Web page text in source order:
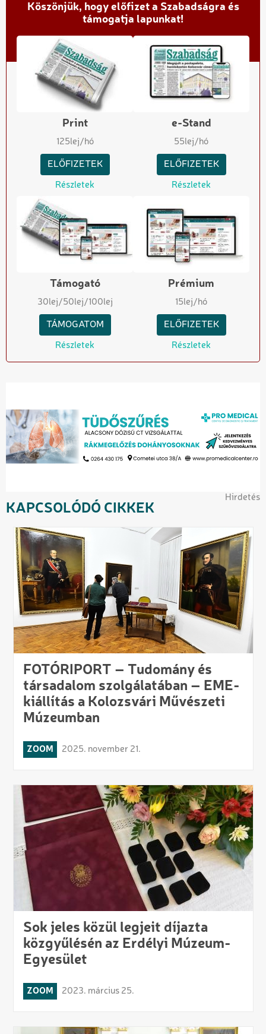
Köszönjük, hogy előfizet a Szabadságra és
támogatja lapunkat!
Print
125lej/hó
ELŐFIZETEK
Részletek
e-Stand
55lej/hó
ELŐFIZETEK
Részletek
Támogató
30lej/50lej/100lej
TÁMOGATOM
Részletek
Prémium
15lej/hó
ELŐFIZETEK
Részletek
Hirdetés
KAPCSOLÓDÓ CIKKEK
FOTÓRIPORT – Tudomány és
társadalom szolgálatában – EME-
kiállítás a Kolozsvári Művészeti
Múzeumban
ZOOM 2025. november 21.
Sok jeles közül legjeit díjazta
közgyűlésén az Erdélyi Múzeum-
Egyesület
ZOOM 2023. március 25.